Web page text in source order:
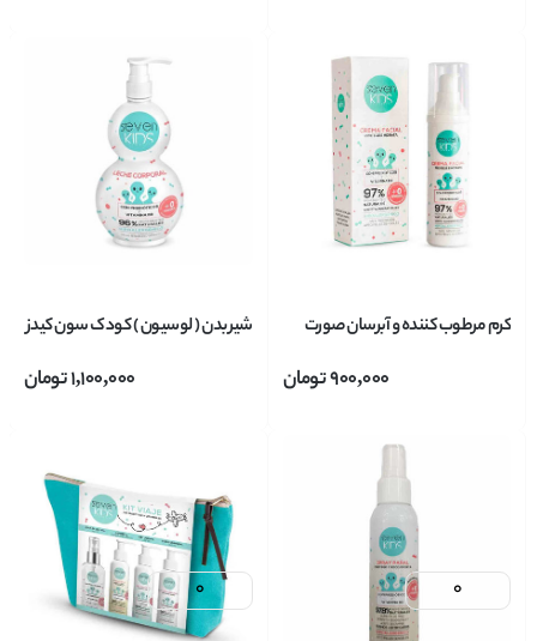
کرم مرطوب کننده و آبرسان صورت
900,000تومان
شیر بدن ( لوسیون ) کودک سون کیدز
1,100,000تومان